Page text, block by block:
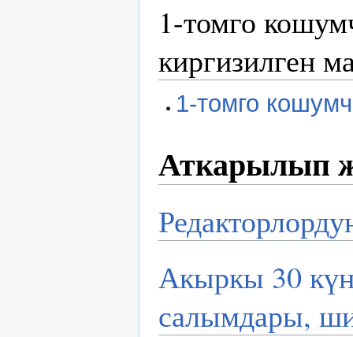
1-томго
киргизилген
1-томго
Аткарылып
Акыркы 30
салымдары,